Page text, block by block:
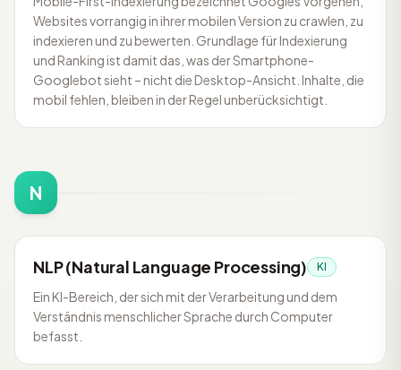
Websites vorrangig in ihrer mobilen Version zu crawlen, zu
indexieren und zu bewerten. Grundlage für Indexierung
und Ranking ist damit das, was der Smartphone-
Googlebot sieht – nicht die Desktop-Ansicht. Inhalte, die
mobil fehlen, bleiben in der Regel unberücksichtigt.
N
NLP (Natural Language Processing) KI
Ein KI-Bereich, der sich mit der Verarbeitung und dem
Verständnis menschlicher Sprache durch Computer
befasst.